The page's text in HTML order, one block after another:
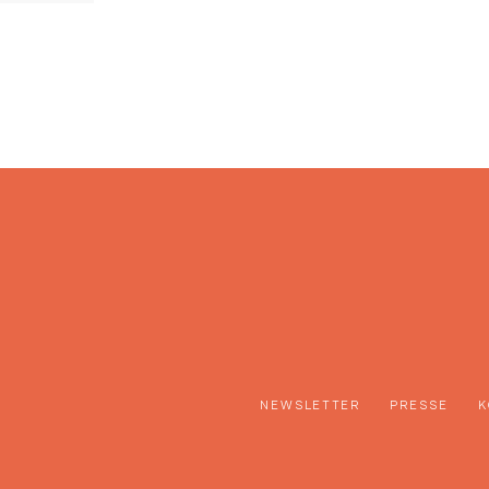
NEWSLETTER PRESSE